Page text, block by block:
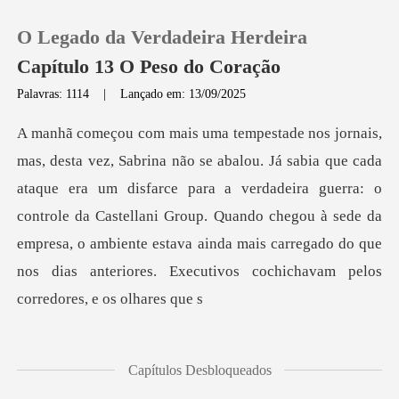
0
O Legado da Verdadeira Herdeira
Capítulo 13 O Peso do Coração
Palavras: 1114 |Lançado em: 13/09/2025
era um disfarce para a verdadeira guerra: o
controle da Castellani Group. Quando chegou à sede da
empresa, o ambien
Capítulos Desbloqueados